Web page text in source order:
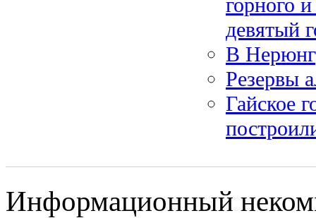
горного
девятый
В
Резервы
Гайское
Информационный